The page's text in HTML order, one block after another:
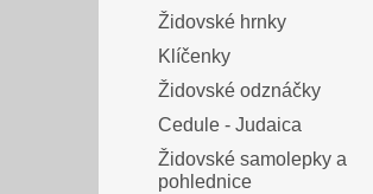
Židovské hrnky
Klíčenky
Židovské odznáčky
Cedule - Judaica
Židovské samolepky a
pohlednice